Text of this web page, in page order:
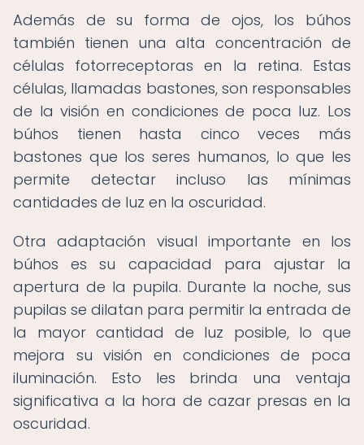
Además de su forma de ojos, los búhos
también tienen una alta concentración de
células fotorreceptoras en la retina. Estas
células, llamadas bastones, son responsables
de la visión en condiciones de poca luz. Los
búhos tienen hasta cinco veces más
bastones que los seres humanos, lo que les
permite detectar incluso las mínimas
cantidades de luz en la oscuridad.
Otra adaptación visual importante en los
búhos es su capacidad para ajustar la
apertura de la pupila. Durante la noche, sus
pupilas se dilatan para permitir la entrada de
la mayor cantidad de luz posible, lo que
mejora su visión en condiciones de poca
iluminación. Esto les brinda una ventaja
significativa a la hora de cazar presas en la
oscuridad.